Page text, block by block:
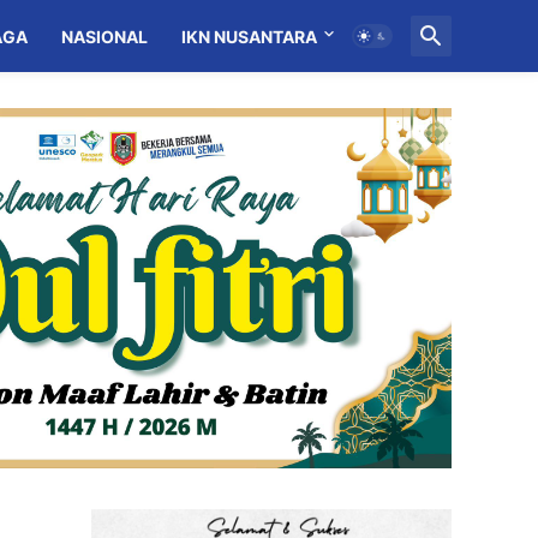
NASIONAL IKN NUSANTARA MITRA